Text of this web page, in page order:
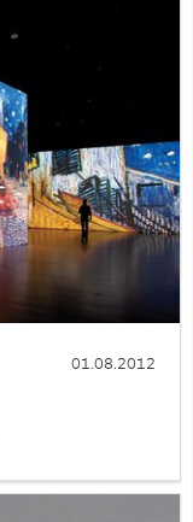
01.08.2012